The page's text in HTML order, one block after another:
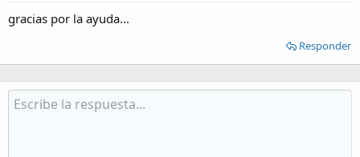
gracias por la ayuda...
Responder